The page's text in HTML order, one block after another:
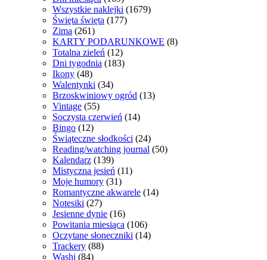
Wszystkie naklejki (1679)
Święta święta (177)
Zima (261)
KARTY PODARUNKOWE (8)
Totalna zieleń (12)
Dni tygodnia (183)
Ikony (48)
Walentynki (34)
Brzoskwiniowy ogród (13)
Vintage (55)
Soczysta czerwień (14)
Bingo (12)
Świąteczne słodkości (24)
Reading/watching journal (50)
Kalendarz (139)
Mistyczna jesień (11)
Moje humory (31)
Romantyczne akwarele (14)
Notesiki (27)
Jesienne dynie (16)
Powitania miesiąca (106)
Oczytane słoneczniki (14)
Trackery (88)
Washi (84)